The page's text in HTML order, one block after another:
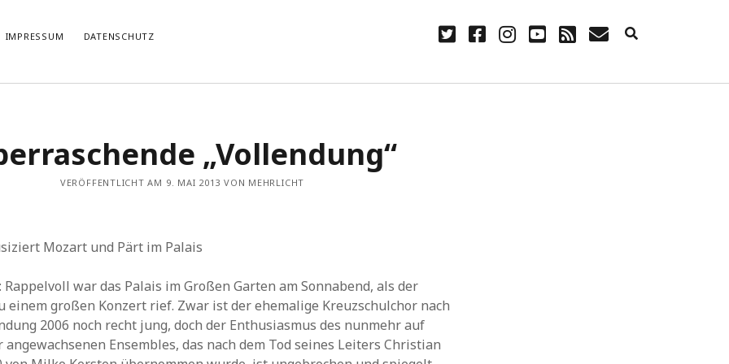
IMPRESSUM DATENSCHUTZ twitterfacebook
instagram
youtube
rss E-
zuRostropowitsch
im Musikverein?
Alle Hände voll zu tun
DEI FUNK WuK
(2)
Dresden(110)
Features(89)
nuits sans nuit
Südtirol(2)
Unkategorisiert (8)
Weblog(711)
(45)
„Vollendung“
VERÖFFENTLICHT AM 9. MAI 2013 VON MEHRLICHT
Mozart und Pärt im Palais
Rappelvoll war das Palais im Großen Garten am Sonnabend, als der
einem großen Konzert rief. Zwar ist der ehemalige Kreuzschulchor nach
2006 noch recht jung, doch der Enthusiasmus des nunmehr auf
angewachsenen Ensembles, das nach dem Tod seines Leiters Christian